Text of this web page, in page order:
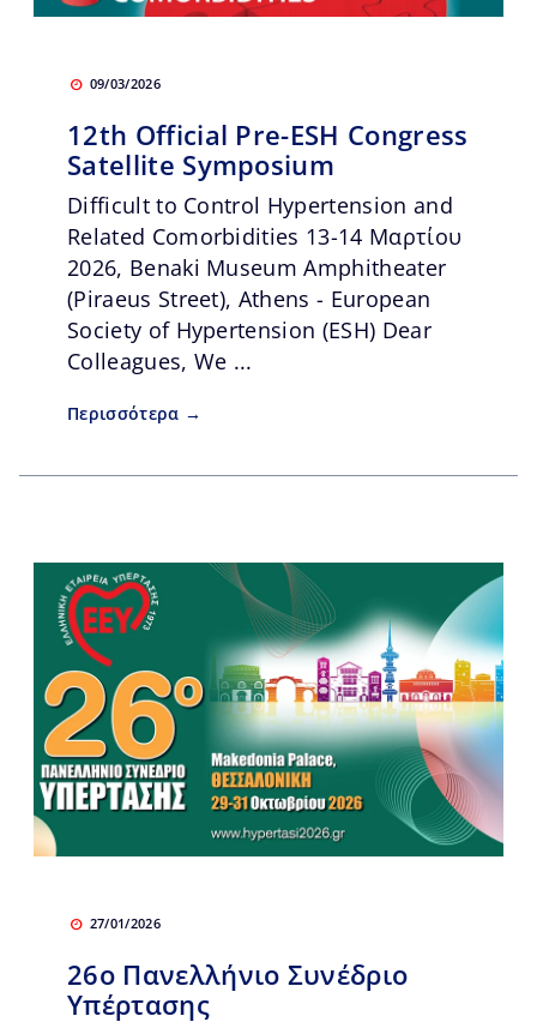
09/03/2026
12th Official Pre-ESH Congress
Satellite Symposium
Difficult to Control Hypertension and
Related Comorbidities 13-14 Μαρτίου
2026, Benaki Museum Amphitheater
(Piraeus Street), Athens - European
Society of Hypertension (ESH) Dear
Colleagues, We ...
Περισσότερα →
27/01/2026
26ο Πανελλήνιο Συνέδριο
Υπέρτασης